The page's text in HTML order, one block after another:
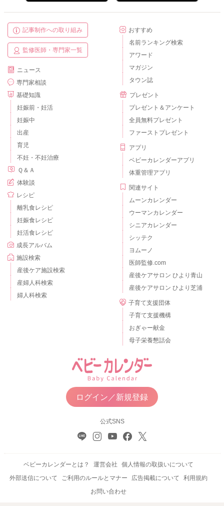
記事制作への取り組み
監修医師・専門家一覧
ニュース
専門家相談
基礎知識
妊娠前・妊活
妊娠中
出産
育児
不妊・不妊治療
Ｑ＆Ａ
体験談
レシピ
離乳食レシピ
妊娠食レシピ
妊活食レシピ
成長アルバム
施設検索
産後ケア施設検索
産婦人科検索
婦人科検索
おすすめ
名前ランキング検索
アワード
マガジン
タウン誌
プレゼント
プレゼント＆アンケート
全員無料プレゼント
ファーストプレゼント
アプリ
ベビーカレンダーアプリ
体重管理アプリ
関連サイト
ムーンカレンダー
ウーマンカレンダー
シニアカレンダー
シッテク
ヨムーノ
医師監修.com
産後ケアサロン ひより青山
産後ケアサロン ひより芝浦
子育て支援団体
子育て支援機構
おぎゃー献金
母子栄養懇話会
ログイン／新規登録
公式SNS
ベビーカレンダーとは？ 運営会社
個人情報の取扱いについて
外部送信について
ご利用のルールとマナー 広告掲載について
利用規約
お問い合わせ